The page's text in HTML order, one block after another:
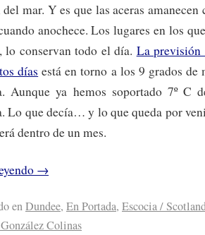
mar. Y es que las aceras
anochece. Los lugares en los
lo conservan todo el día. La previsión
días está en torno a los 9 grados
Aunque ya hemos soportado 7º C
Lo que decía… y lo que queda por
dentro de un mes.
→
enDundee, En Portada, Escocia /
Colinas